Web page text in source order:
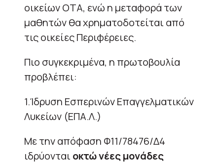
οικείων ΟΤΑ, ενώ η μεταφορά των
μαθητών θα χρηματοδοτείται από
τις οικείες Περιφέρειες.
Πιο συγκεκριμένα, η πρωτοβουλία
προβλέπει:
1.Ίδρυση Εσπερινών Επαγγελματικών
Λυκείων (ΕΠΑ.Λ.)
Με την απόφαση Φ11/78476/Δ4
ιδρύονται οκτώ νέες μονάδες